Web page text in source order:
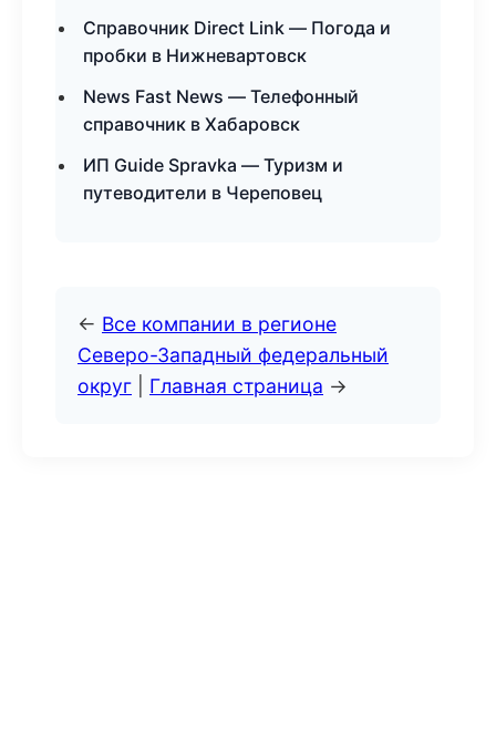
Справочник Direct Link — Погода и
пробки в Нижневартовск
News Fast News — Телефонный
справочник в Хабаровск
ИП Guide Spravka — Туризм и
путеводители в Череповец
← Все компании в регионе
Северо-Западный федеральный
округ
Главная страница →